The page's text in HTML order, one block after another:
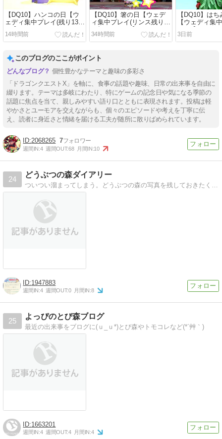
【DQ10】ハンコの日【ウ
ェディ集中プレイ(残り13
日)】
14時間前
【DQ10】箸の日【ウェデ
ィ集中プレイ(リンス残り14
日切りました)】
34時間前
【DQ10】は
【ウェディ集
15日)】
3日前
このブログのここがポイント
個性豊かなテーマと趣味の多彩さ
「ドラゴンクエストX」を軸に、食事の話題や趣味、日常の出来事を自由に
綴ります。テーマは多岐にわたり、特にゲームの記念日や気になる季節の
話題に焦点を当て、親しみやすい語り口とともに表現されます。投稿は軽
やかさとユーモアを交えながらも、個々のエピソードや考えを丁寧に伝
え、読者に身近さと情緒を届ける工夫が随所に散りばめられています。
2068265 7
週間IN:4 週間OUT:68 月間IN:10
24
どうぶつの森ダイアリー
ついつい溜まってしまう。どうぶつの森の写真を残しておきたくてブログ開設しました。時々、とびだせどうぶつの森の方もプレイしています。
1947883
週間IN:4 週間OUT:0 月間IN:8
25
よっぴのとび森ブログ
最近の出来事をブログに(ｕ_ｕ*)とび森やトモコレなど(*´艸｀)
1663201
週間IN:4 週間OUT:4 月間IN:4